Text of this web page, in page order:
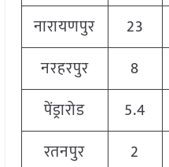
नारायणपुर
23
नरहरपुर
8
पेंड्रारोड
5.4
रतनपुर
2